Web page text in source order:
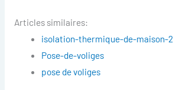
Articles similaires:
isolation-thermique-de-maison-2
Pose-de-voliges
pose de voliges